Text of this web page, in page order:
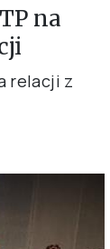
na
relacji z